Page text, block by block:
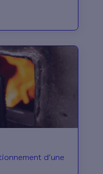
à taux zéro,
d’une